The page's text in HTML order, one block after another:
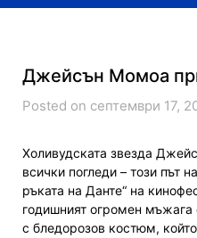
Джейсън Момоа
Posted on септември 17,
Холивудската звезда
всички погледи – този път
ръката на Данте“ на
годишният огромен
с бледорозов костюм,